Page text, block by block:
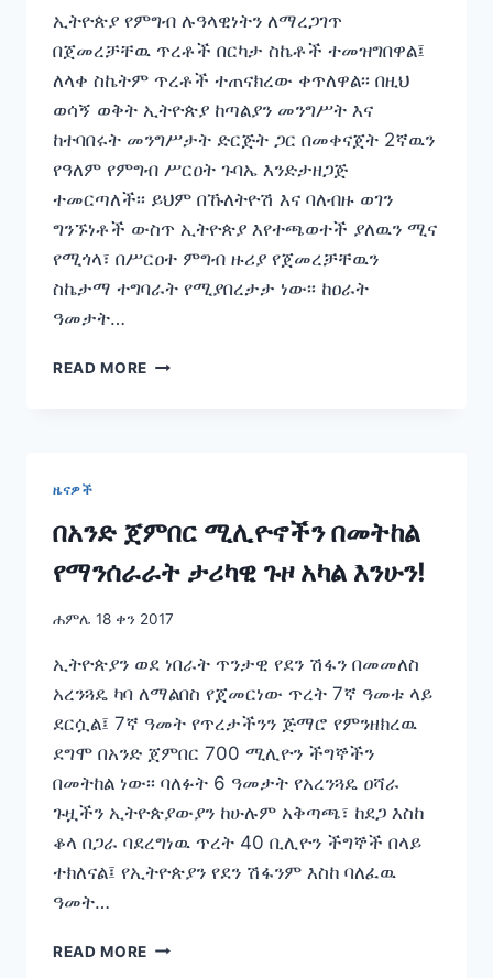
ኢትዮጵያ የምግብ ሉዓላዊነትን ለማረጋገጥ
በጀመረቻቸዉ ጥረቶች በርካታ ስኬቶች ተመዝግበዋል፤
ለላቀ ስኬትም ጥረቶች ተጠናክረው ቀጥለዋል፡፡ በዚህ
ወሳኝ ወቅት ኢትዮጵያ ከጣልያን መንግሥት እና
ከተባበሩት መንግሥታት ድርጅት ጋር በመቀናጀት 2ኛዉን
የዓለም የምግብ ሥርዐት ጉባኤ እንድታዘጋጅ
ተመርጣለች፡፡ ይህም በኹለትዮሽ እና ባለብዙ ወገን
ግንኙነቶች ውስጥ ኢትዮጵያ እየተጫወተች ያለዉን ሚና
የሚጎላ፣ በሥርዐተ ምግብ ዙሪያ የጀመረቻቸዉን
ስኬታማ ተግባራት የሚያበረታታ ነው፡፡ ከዐራት
ዓመታት…
READ MORE የምግብ
ጉባኤን
ለማስተናገድ
ተዘጋጅተናል!
ዜናዎች
በአንድ ጀምበር ሚሊዮኖችን በመትከል
የማንሰራራት ታሪካዊ ጉዞ አካል እንሁን!
ሐምሌ 18 ቀን 2017
ኢትዮጵያን ወደ ነበራት ጥንታዊ የደን ሽፋን በመመለስ
አረንጓዴ ካባ ለማልበስ የጀመርነው ጥረት 7ኛ ዓመቱ ላይ
ደርሷል፤ 7ኛ ዓመት የጥረታችንን ጅማሮ የምንዘክረዉ
ደግሞ በአንድ ጀምበር 700 ሚሊዮን ችግኞችን
በመትከል ነው፡፡ ባለፉት 6 ዓመታት የአረንጓዴ ዐሻራ
ጉዟችን ኢትዮጵያውያን ከሁሉም አቅጣጫ፣ ከደጋ እስከ
ቆላ በጋራ ባደረግነዉ ጥረት 40 ቢሊዮን ችግኞች በላይ
ተክለናል፤ የኢትዮጵያን የደን ሽፋንም እስከ ባለፈዉ
ዓመት…
READ MORE በአንድ